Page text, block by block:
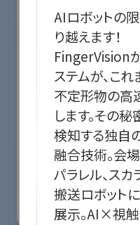
AIロボットの
り越えます！
FingerVision
ステムが、こ
不定形物の高
します。その
検知する独自
融合技術。会
パラレル、ス
搬送ロボット
展示。AI×視
株式会社
国際ロボット展
#スマートプロダクションロボット
リアル会場小間番号 : E5-08